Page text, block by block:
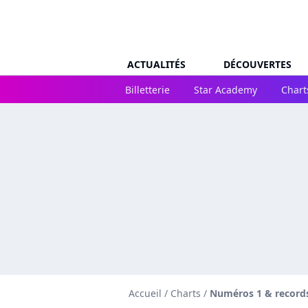
ACTUALITÉS
DÉCOUVERTES
Billetterie
Star Academy
Accueil / Charts / Numéros 1 &